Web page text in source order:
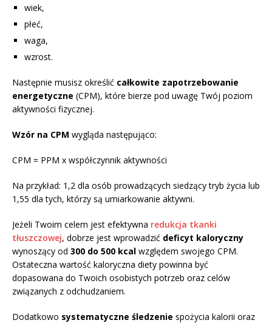
wiek,
płeć,
waga,
wzrost.
Następnie musisz określić całkowite zapotrzebowanie
energetyczne (CPM), które bierze pod uwagę Twój poziom
aktywności fizycznej.
Wzór na CPM wygląda następująco:
CPM = PPM x współczynnik aktywności
Na przykład: 1,2 dla osób prowadzących siedzący tryb życia lub
1,55 dla tych, którzy są umiarkowanie aktywni.
Jeżeli Twoim celem jest efektywna redukcja tkanki
tłuszczowej, dobrze jest wprowadzić deficyt kaloryczny
wynoszący od 300 do 500 kcal względem swojego CPM.
Ostateczna wartość kaloryczna diety powinna być
dopasowana do Twoich osobistych potrzeb oraz celów
związanych z odchudzaniem.
Dodatkowo systematyczne śledzenie spożycia kalorii oraz